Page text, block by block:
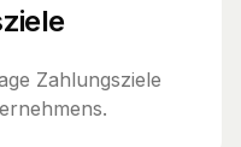
Zahlungsziele